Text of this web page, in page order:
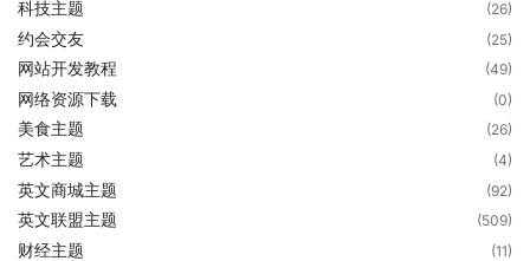
科技主题 (26)
约会交友 (25)
网站开发教程 (49)
网络资源下载 (0)
美食主题 (26)
艺术主题 (4)
英文商城主题 (92)
英文联盟主题 (509)
财经主题 (11)